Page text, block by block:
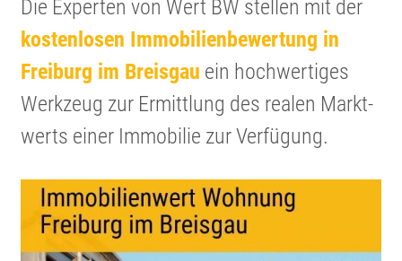
Die Experten von Wert BW stellen mit der
kosten­losen Immobi­li­en­be­wer­tung in
Freiburg im Breisgau ein hochwer­tiges
Werkzeug zur Ermitt­lung des realen Markt­
werts einer Immobilie zur Verfügung.